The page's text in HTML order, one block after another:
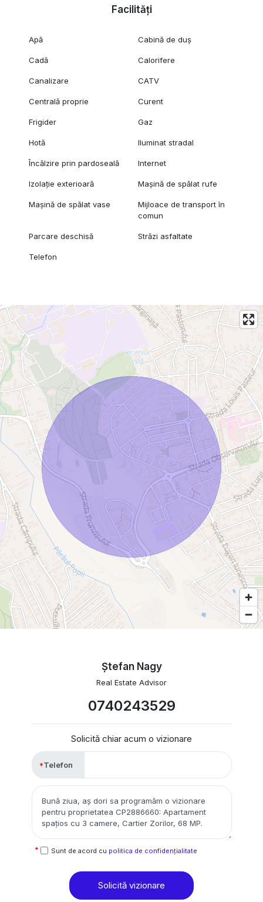
Facilități
Apă Cabină de duș
Cadă Calorifere
Canalizare CATV
Centrală proprie Curent
Frigider Gaz
Hotă Iluminat stradal
Încălzire prin pardoseală Internet
Izolație exterioară Mașină de spălat rufe
Mașină de spălat vase
Mijloace de transport în
comun
Parcare deschisă Străzi asfaltate
Telefon
Ștefan Nagy
Real Estate Advisor
0740243529
Solicită chiar acum o vizionare
Telefon
Sunt de acord cu politica de confidențialitate
Solicită vizionare